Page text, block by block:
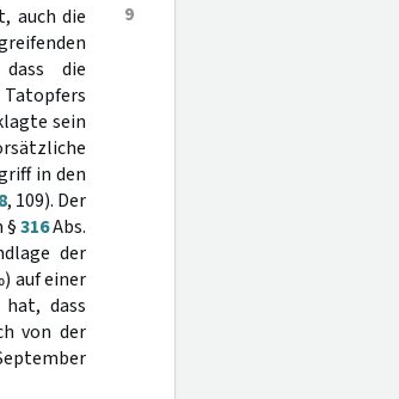
9
auch die
die
sein
in den
, 109). Der
§316Abs.
der
auf einer
dass
von der